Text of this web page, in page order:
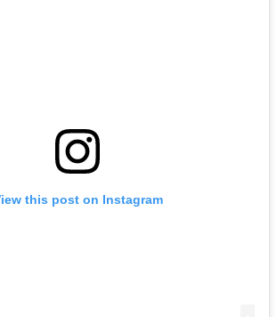
this post on Instagram